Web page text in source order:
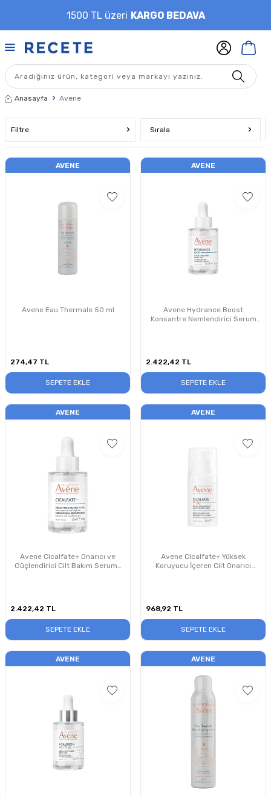
1500 TL üzeri KARGO BEDAVA
Anasayfa Avene
Filtre Sırala
AVENE
Avene Eau Thermale 50 ml
274,47 TL
SEPETE EKLE
AVENE
Avene Hydrance Boost
Konsantre Nemlendirici Serum
2.422,42 TL
SEPETE EKLE
AVENE
Avene Cicalfate+ Onarıcı ve
Güçlendirici Cilt Bakım Serumu
2.422,42 TL
SEPETE EKLE
AVENE
Avene Cicalfate+ Yüksek
Koruyucu İçeren Cilt Onarıcı
968,92 TL
SEPETE EKLE
AVENE AVENE